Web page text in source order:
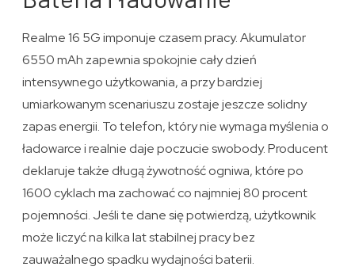
Realme 16 5G imponuje czasem pracy. Akumulator
6550 mAh zapewnia spokojnie cały dzień
intensywnego użytkowania, a przy bardziej
umiarkowanym scenariuszu zostaje jeszcze solidny
zapas energii. To telefon, który nie wymaga myślenia o
ładowarce i realnie daje poczucie swobody. Producent
deklaruje także długą żywotność ogniwa, które po
1600 cyklach ma zachować co najmniej 80 procent
pojemności. Jeśli te dane się potwierdzą, użytkownik
może liczyć na kilka lat stabilnej pracy bez
zauważalnego spadku wydajności baterii.